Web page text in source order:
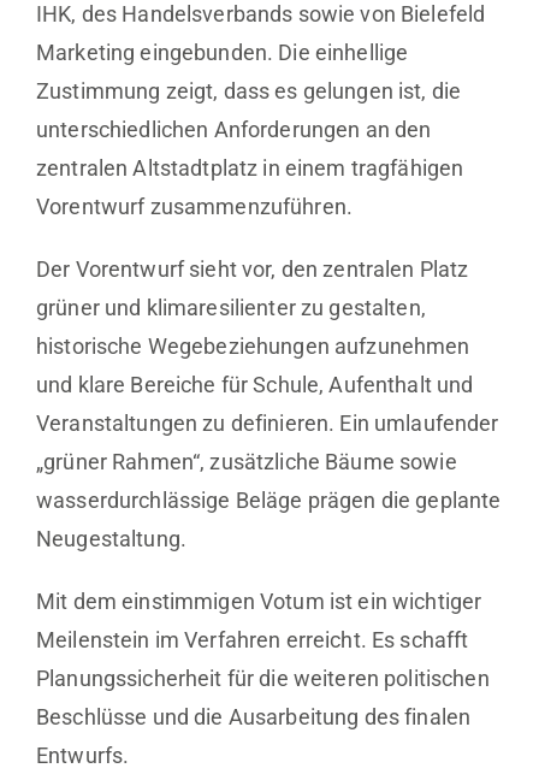
IHK, des Handelsverbands sowie von Bielefeld
Marketing eingebunden. Die einhellige
Zustimmung zeigt, dass es gelungen ist, die
unterschiedlichen Anforderungen an den
zentralen Altstadtplatz in einem tragfähigen
Vorentwurf zusammenzuführen.
Der Vorentwurf sieht vor, den zentralen Platz
grüner und klimaresilienter zu gestalten,
historische Wegebeziehungen aufzunehmen
und klare Bereiche für Schule, Aufenthalt und
Veranstaltungen zu definieren. Ein umlaufender
„grüner Rahmen“, zusätzliche Bäume sowie
wasserdurchlässige Beläge prägen die geplante
Neugestaltung.
Mit dem einstimmigen Votum ist ein wichtiger
Meilenstein im Verfahren erreicht. Es schafft
Planungssicherheit für die weiteren politischen
Beschlüsse und die Ausarbeitung des finalen
Entwurfs.